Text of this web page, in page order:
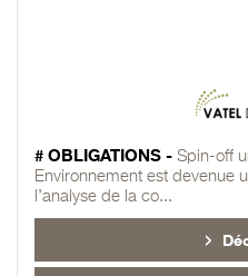
# OBLIGATIONS - Spin-off
Environnement est devenue
l’analyse de la co...